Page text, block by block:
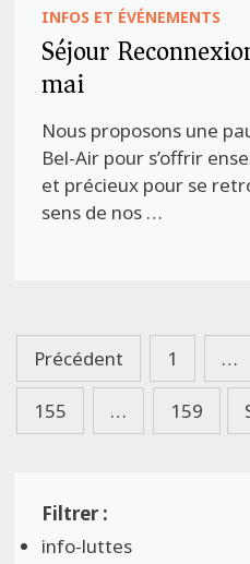
INFOS ET ÉVÉNEMENTS
Séjour
mai
Nous proposons une
Bel-Air pour s’offrir
et précieux pour se
sens de nos …
Pagination
des
publications
Précédent 1 …
155 … 159
info-luttes